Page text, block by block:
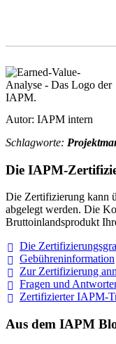
Autor: IAPM intern
Schlagworte:
Die IAPM-
Die Zertifizierung kann
abgelegt werden. Die
Bruttoinlandsprodukt
Die
Gebühreninformation
Zur Zertifizierung
Fragen und
Zertifizierter IAPM-
Aus dem IAPM